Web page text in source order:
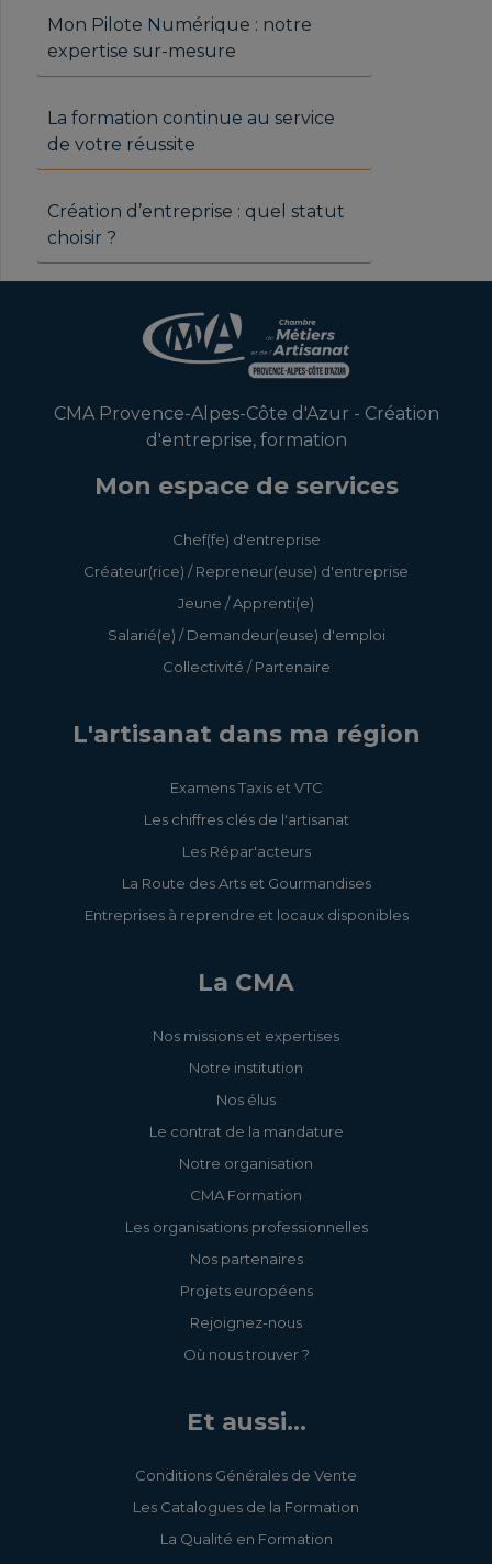
Mon Pilote Numérique : notre
expertise sur-mesure
La formation continue au service
de votre réussite
Création d’entreprise : quel statut
choisir ?
CMA Provence-Alpes-Côte d'Azur - Création
d'entreprise, formation
Mon espace de services
Chef(fe) d'entreprise
Créateur(rice) / Repreneur(euse) d'entreprise
Jeune / Apprenti(e)
Salarié(e) / Demandeur(euse) d'emploi
Collectivité / Partenaire
L'artisanat dans ma région
Examens Taxis et VTC
Les chiffres clés de l'artisanat
Les Répar'acteurs
La Route des Arts et Gourmandises
Entreprises à reprendre et locaux disponibles
La CMA
Nos missions et expertises
Notre institution
Nos élus
Le contrat de la mandature
Notre organisation
CMA Formation
Les organisations professionnelles
Nos partenaires
Projets européens
Rejoignez-nous
Où nous trouver ?
Et aussi...
Conditions Générales de Vente
Les Catalogues de la Formation
La Qualité en Formation